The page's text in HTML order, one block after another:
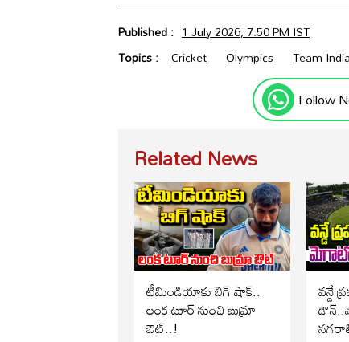
Published : 1 July 2026, 7:50 PM IST
Topics : Cricket Olympics Team
Follow
Related News
టీమిండియాకు బిగ్ షాక్..
లంక టూర్ నుంచి బుమ్రా
ఔట్..!
వన్డే